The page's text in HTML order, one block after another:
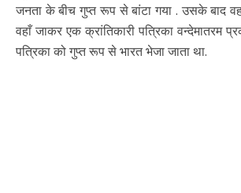
जनता के बीच गुप्त रूप से बांटा गया . उसके बाद
वहाँ जाकर एक क्रांतिकारी पत्रिका वन्देमातरम
पत्रिका को गुप्त रूप से भारत भेजा जाता था.